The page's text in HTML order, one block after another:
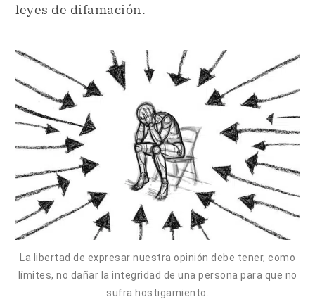
leyes de difamación.
La libertad de expresar nuestra opinión debe tener, como
límites, no dañar la integridad de una persona para que no
sufra hostigamiento.